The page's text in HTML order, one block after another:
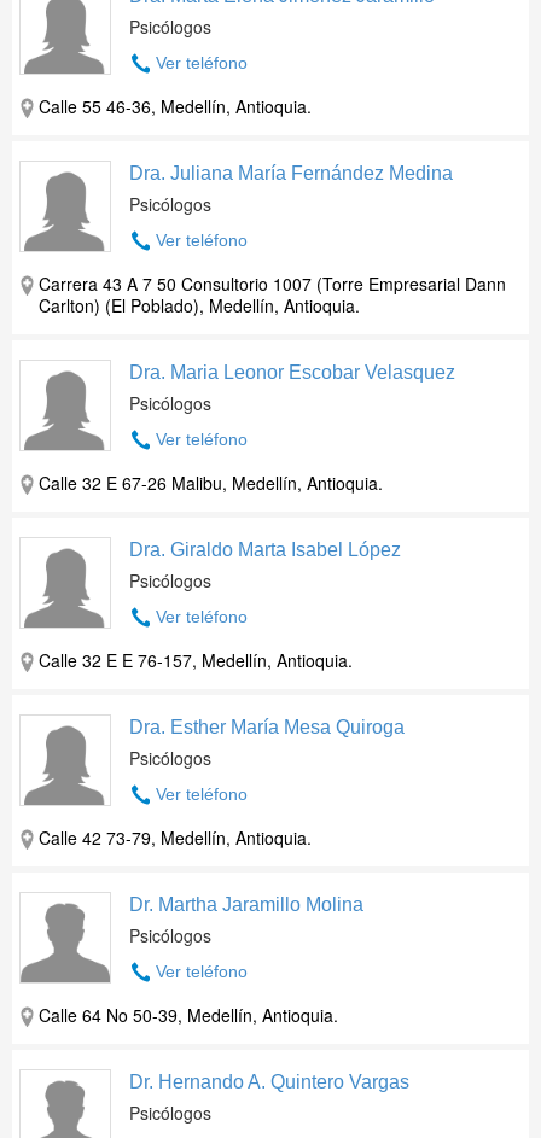
Psicólogos
Ver teléfono
Calle 55 46-36, Medellín, Antioquia.
Dra. Juliana María Fernández Medina
Psicólogos
Ver teléfono
Carrera 43 A 7 50 Consultorio 1007 (Torre Empresarial Dann
Carlton) (El Poblado), Medellín, Antioquia.
Dra. Maria Leonor Escobar Velasquez
Psicólogos
Ver teléfono
Calle 32 E 67-26 Malibu, Medellín, Antioquia.
Dra. Giraldo Marta Isabel López
Psicólogos
Ver teléfono
Calle 32 E E 76-157, Medellín, Antioquia.
Dra. Esther María Mesa Quiroga
Psicólogos
Ver teléfono
Calle 42 73-79, Medellín, Antioquia.
Dr. Martha Jaramillo Molina
Psicólogos
Ver teléfono
Calle 64 No 50-39, Medellín, Antioquia.
Dr. Hernando A. Quintero Vargas
Psicólogos